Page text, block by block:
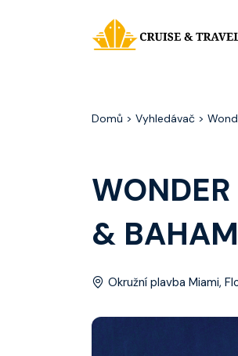
Domů > Vyhledávač >
&
Okružní plavba Miami,